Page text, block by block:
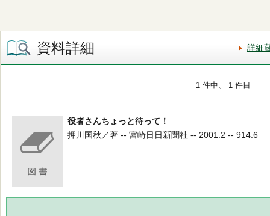
資料詳細 詳細
1 件中、 1 件目
役者さんちょっと待って！
押川国秋／著 -- 宮崎日日新聞社 -- 2001.2 -- 914.6